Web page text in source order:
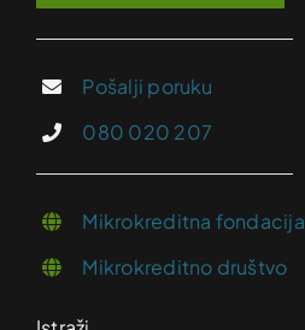
Pošalji poruku
080 020 207
Mikrokreditna fondacija
Mikrokreditno društvo